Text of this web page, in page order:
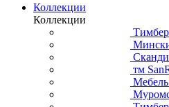
Коллекции
Коллекции
тм